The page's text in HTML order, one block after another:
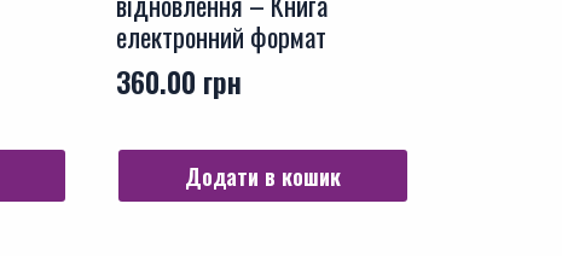
електронний формат
360.00 грн
Додати в кошик